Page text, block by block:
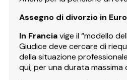
Assegno di divorzio in
In Franciavige il “modello
Giudice deve cercare di
della situazione
qui, per una durata massima